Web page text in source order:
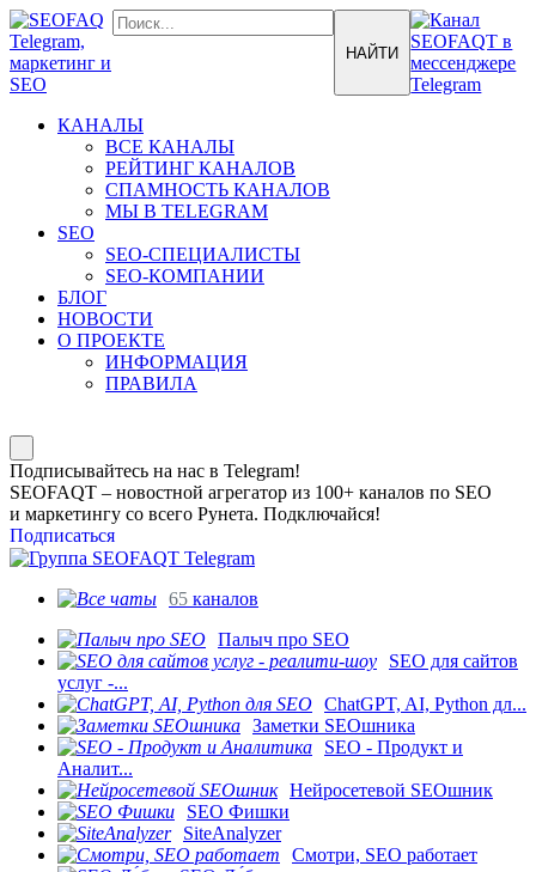
КАНАЛЫ
ВСЕ КАНАЛЫ
РЕЙТИНГ КАНАЛОВ
СПАМНОСТЬ КАНАЛОВ
МЫ В TELEGRAM
SEO
SEO-СПЕЦИАЛИСТЫ
SEO-КОМПАНИИ
БЛОГ
НОВОСТИ
О ПРОЕКТЕ
ИНФОРМАЦИЯ
ПРАВИЛА
Подписывайтесь на нас в Telegram!
SEOFAQT – новостной агрегатор из 100+ каналов по SEO
и маркетингу со всего Рунета. Подключайся!
Подписаться
65 каналов
Палыч про SEO
SEO для сайтов
услуг -...
ChatGPT, AI, Python дл...
Заметки SEOшника
SEO - Продукт и
Аналит...
Нейросетевой SEOшник
SEO Фишки
SiteAnalyzer
Смотри, SEO работает